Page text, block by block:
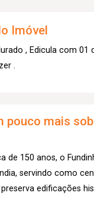
Imóvel
, Edicula com 01
.
pouco mais
de 150 anos, o
servindo como
edificações